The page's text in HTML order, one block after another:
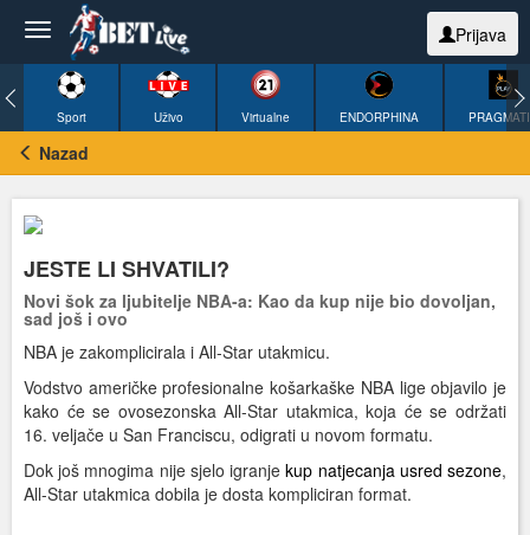
Prijava
Sport Uživo Virtualne ENDORPHINA
Nazad
JESTE LI SHVATILI?
Novi šok za ljubitelje NBA-a: Kao da kup nije bio dovoljan,
sad još i ovo
NBA je zakomplicirala i All-Star utakmicu.
Vodstvo američke profesionalne košarkaške NBA lige objavilo je
kako će se ovosezonska All-Star utakmica, koja će se održati
16. veljače u San Franciscu, odigrati u novom formatu.
Dok još mnogima nije sjelo igranje kup natjecanja usred sezone,
All-Star utakmica dobila je dosta kompliciran format.